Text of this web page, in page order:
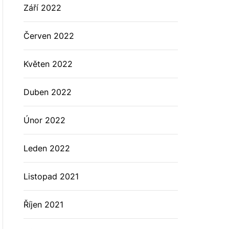
Září 2022
Červen 2022
Květen 2022
Duben 2022
Únor 2022
Leden 2022
Listopad 2021
Říjen 2021